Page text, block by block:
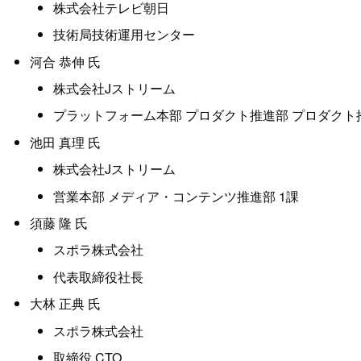
株式会社テレビ朝日
技術局技術運用センター
河合 恭伸 氏
株式会社Jストリーム
プラットフォーム本部 プロダクト推進部 プロダクト
池田 真理 氏
株式会社Jストリーム
営業本部 メディア・コンテンツ推進部 1課
須藤 隆 氏
スポラ株式会社
代表取締役社長
大林 正典 氏
スポラ株式会社